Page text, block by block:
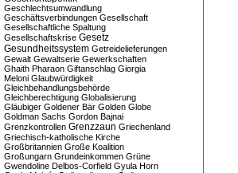
Geschlechtsumwandlung
Geschäftsverbindungen Gesellschaft
Gesellschaftliche Spaltung
Gesellschaftskrise Gesetz
Gesundheitssystem Getreidelieferungen
Gewalt Gewaltserie Gewerkschaften
Ghaith Pharaon Giftanschlag Giorgia
Meloni Glaubwürdigkeit
Gleichbehandlungsbehörde
Gleichberechtigung Globalisierung
Gläubiger Goldener Bär Golden Globe
Goldman Sachs Gordon Bajnai
Grenzkontrollen Grenzzaun Griechenland
Griechisch-katholische Kirche
Großbritannien Große Koalition
Großungarn Grundeinkommen Grüne
Gwendoline Delbos-Corfield Gyula Horn